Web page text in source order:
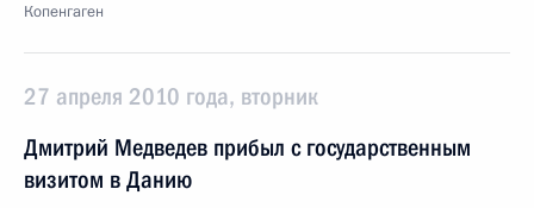
Копенгаген
27 апреля 2010 года, вторник
Дмитрий Медведев прибыл с государственным
визитом в Данию